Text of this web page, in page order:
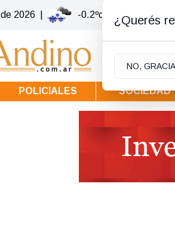
de 2026 -0.2ºc | Villa la
POLICIALES SOCIEDAD
¿Querés
NO,